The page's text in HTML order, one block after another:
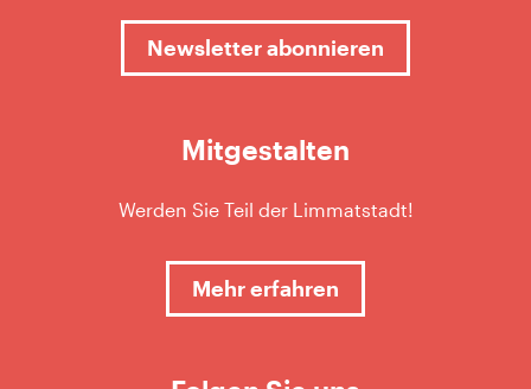
Newsletter abonnieren
Mitgestalten
Werden Sie Teil der Limmatstadt!
Mehr erfahren